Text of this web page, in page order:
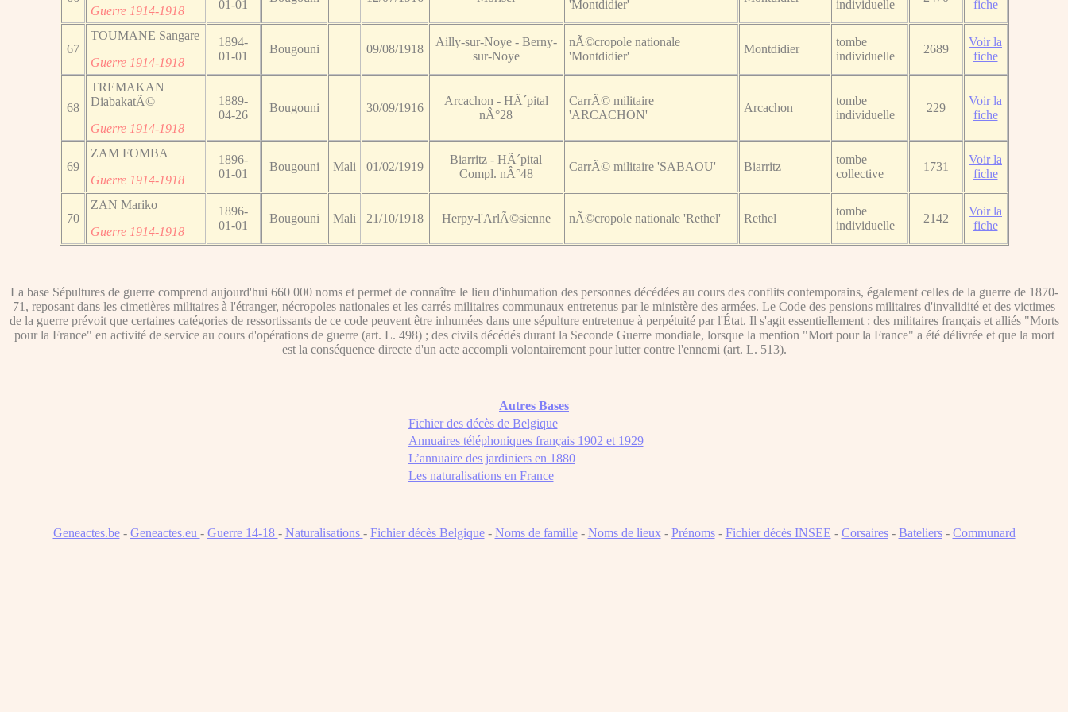
Guerre 1914-1918
01-01
'Montdidier'
individuelle
fiche
67
TOUMANE Sangare
Guerre 1914-1918
1894-
01-01
Bougouni 09/08/1918
Ailly-sur-Noye - Berny-
sur-Noye
nÃ©cropole nationale
'Montdidier'
Montdidier
tombe
individuelle
2689
Voir la
fiche
68
TREMAKAN
DiabakatÃ©
Guerre 1914-1918
1889-
04-26
Bougouni 30/09/1916
Arcachon - HÃ´pital
nÂ°28
CarrÃ© militaire
'ARCACHON'
Arcachon
tombe
individuelle
229
Voir la
fiche
69
ZAM FOMBA
Guerre 1914-1918
1896-
01-01
Bougouni Mali 01/02/1919
Biarritz - HÃ´pital
Compl. nÂ°48
CarrÃ© militaire 'SABAOU' Biarritz
tombe
collective
1731
Voir la
fiche
70
ZAN Mariko
Guerre 1914-1918
1896-
01-01
Bougouni Mali 21/10/1918 Herpy-l'ArlÃ©sienne nÃ©cropole nationale 'Rethel' Rethel
tombe
individuelle
2142
Voir la
fiche
La base Sépultures de guerre comprend aujourd'hui 660 000 noms et permet de connaître le lieu d'inhumation des personnes décédées au cours des conflits contemporains, également celles de la guerre de 1870-
71, reposant dans les cimetières militaires à l'étranger, nécropoles nationales et les carrés militaires communaux entretenus par le ministère des armées. Le Code des pensions militaires d'invalidité et des victimes
de la guerre prévoit que certaines catégories de ressortissants de ce code peuvent être inhumées dans une sépulture entretenue à perpétuité par l'État. Il s'agit essentiellement : des militaires français et alliés "Morts
pour la France" en activité de service au cours d'opérations de guerre (art. L. 498) ; des civils décédés durant la Seconde Guerre mondiale, lorsque la mention "Mort pour la France" a été délivrée et que la mort
est la conséquence directe d'un acte accompli volontairement pour lutter contre l'ennemi (art. L. 513).
Autres Bases
Fichier des décès de Belgique
Annuaires téléphoniques français 1902 et 1929
L’annuaire des jardiniers en 1880
Les naturalisations en France
Geneactes.be- Geneactes.eu - Guerre 14-18 - Naturalisations - Fichier décès Belgique- Noms de famille- Noms de lieux - Prénoms- Fichier décès INSEE - Corsaires- Bateliers- Communard